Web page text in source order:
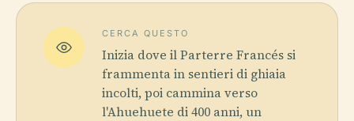
CERCA QUESTO
Inizia dove il Parterre Francés si
frammenta in sentieri di ghiaia
incolti, poi cammina verso
l'Ahuehuete di 400 anni, un